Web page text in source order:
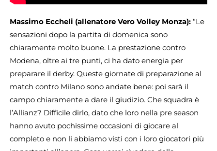
Massimo Eccheli (allenatore Vero Volley Monza): “Le
sensazioni dopo la partita di domenica sono
chiaramente molto buone. La prestazione contro
Modena, oltre ai tre punti, ci ha dato energia per
preparare il derby. Queste giornate di preparazione al
match contro Milano sono andate bene: poi sarà il
campo chiaramente a dare il giudizio. Che squadra è
l’Allianz? Difficile dirlo, dato che loro nella pre season
hanno avuto pochissime occasioni di giocare al
completo e non li abbiamo visti con i loro giocatori più